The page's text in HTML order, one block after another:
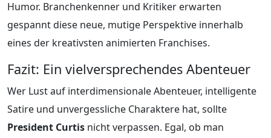
Humor. Branchenkenner und Kritiker erwarten
gespannt diese neue, mutige Perspektive innerhalb
eines der kreativsten animierten Franchises.
Fazit: Ein vielversprechendes Abenteuer
Wer Lust auf interdimensionale Abenteuer, intelligente
Satire und unvergessliche Charaktere hat, sollte
President Curtis nicht verpassen. Egal, ob man